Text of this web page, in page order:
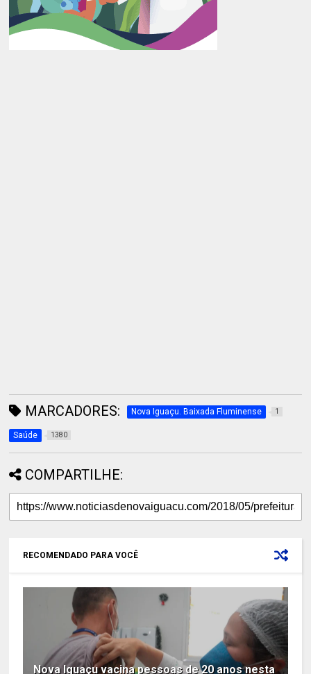
MARCADORES: Nova Iguaçu. Baixada Fluminense 1
Saúde 1380
COMPARTILHE:
RECOMENDADO PARA VOCÊ
Nova Iguaçu vacina pessoas de 20 anos nesta